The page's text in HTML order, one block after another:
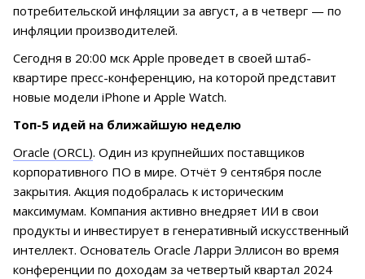
потребительской инфляции за август, а в четверг — по
инфляции производителей.
Сегодня в 20:00 мск Apple проведет в своей штаб-
квартире пресс-конференцию, на которой представит
новые модели iPhone и Apple Watch.
Топ-5 идей на ближайшую неделю
Oracle (ORCL). Один из крупнейших поставщиков
корпоративного ПО в мире. Отчёт 9 сентября после
закрытия. Акция подобралась к историческим
максимумам. Компания активно внедряет ИИ в свои
продукты и инвестирует в генеративный искусственный
интеллект. Основатель Oracle Ларри Эллисон во время
конференции по доходам за четвертый квартал 2024